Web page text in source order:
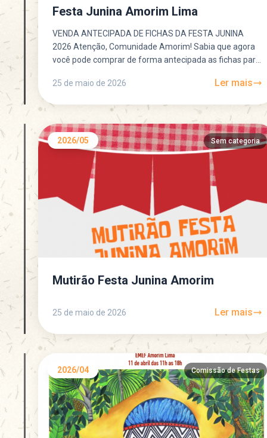
Festa Junina Amorim Lima
VENDA ANTECIPADA DE FICHAS DA FESTA JUNINA
2026 Atenção, Comunidade Amorim! Sabia que agora
você pode comprar de forma antecipada as fichas para
25 de maio de 2026
Ler mais
2026/05 Sem categoria
Mutirão Festa Junina Amorim
25 de maio de 2026 Ler mais
2026/04 Comissão de Festas